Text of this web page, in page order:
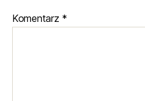
Komentarz *